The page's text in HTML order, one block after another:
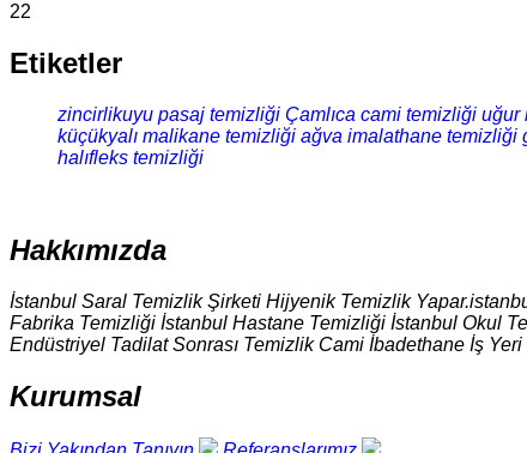
22
Etiketler
zincirlikuyu pasaj temizliği Çamlıca cami temizliği uğur
küçükyalı malikane temizliği ağva imalathane temizliği
halıfleks temizliği
Hakkımızda
İstanbul Saral Temizlik Şirketi Hijyenik Temizlik
Fabrika Temizliği İstanbul Hastane Temizliği İstanbul Okul
Endüstriyel Tadilat Sonrası Temizlik Cami İbadethane İş
Kurumsal